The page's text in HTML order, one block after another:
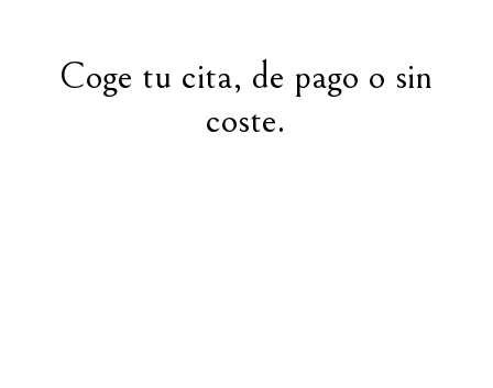
Coge tu cita, de pago o sin
coste.